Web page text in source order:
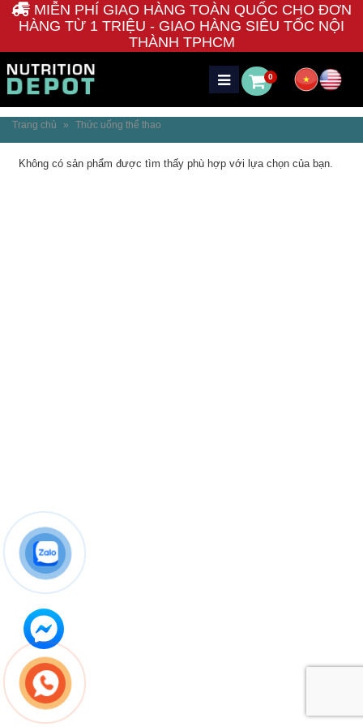
MIỄN PHÍ GIAO HÀNG TOÀN QUỐC CHO ĐƠN
HÀNG TỪ 1 TRIỆU - GIAO HÀNG SIÊU TỐC NỘI
THÀNH TPHCM
0
Trang chủ » Thức uống thể thao
Không có sản phẩm được tìm thấy phù hợp với lựa chọn của bạn.